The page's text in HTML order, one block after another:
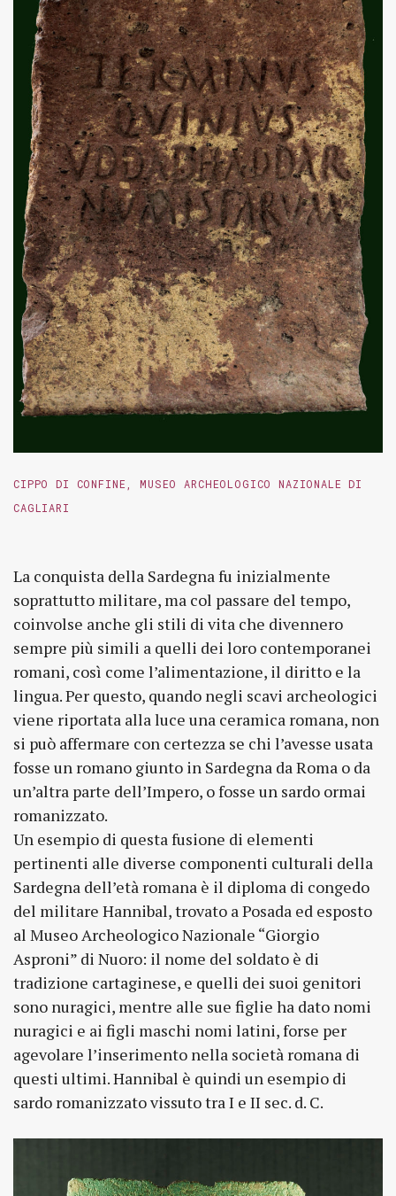
CIPPO DI CONFINE, MUSEO ARCHEOLOGICO NAZIONALE DI
CAGLIARI
La conquista della Sardegna fu inizialmente
soprattutto militare, ma col passare del tempo,
coinvolse anche gli stili di vita che divennero
sempre più simili a quelli dei loro contemporanei
romani, così come l’alimentazione, il diritto e la
lingua. Per questo, quando negli scavi archeologici
viene riportata alla luce una ceramica romana, non
si può affermare con certezza se chi l’avesse usata
fosse un romano giunto in Sardegna da Roma o da
un’altra parte dell’Impero, o fosse un sardo ormai
romanizzato.
Un esempio di questa fusione di elementi
pertinenti alle diverse componenti culturali della
Sardegna dell’età romana è il diploma di congedo
del militare Hannibal, trovato a Posada ed esposto
al Museo Archeologico Nazionale “Giorgio
Asproni” di Nuoro: il nome del soldato è di
tradizione cartaginese, e quelli dei suoi genitori
sono nuragici, mentre alle sue figlie ha dato nomi
nuragici e ai figli maschi nomi latini, forse per
agevolare l’inserimento nella società romana di
questi ultimi. Hannibal è quindi un esempio di
sardo romanizzato vissuto tra I e II sec. d. C.